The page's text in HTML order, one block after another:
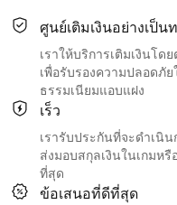
ศูนย์เติมเงินอย่างเป็น
เราให้บริการเติมเงินโด
เพื่อรับรองความปลอดภั
ธรรมเนียมแอบแฝง
เร็ว
เรารับประกันที่จะดำเนิ
ส่งมอบสกุลเงินในเกมห
ที่สุด
ข้อเสนอที่ดีที่สุด